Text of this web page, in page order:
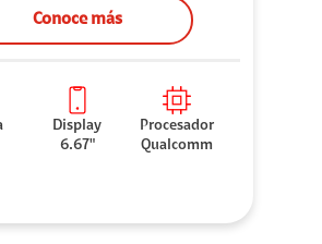
Conoce más
Display
6.67"
Procesador
Qualcomm